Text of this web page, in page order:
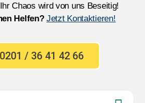
Chaos wird von uns Beseitig!
Helfen? Jetzt Kontaktieren!
0201 / 36 41 42 66